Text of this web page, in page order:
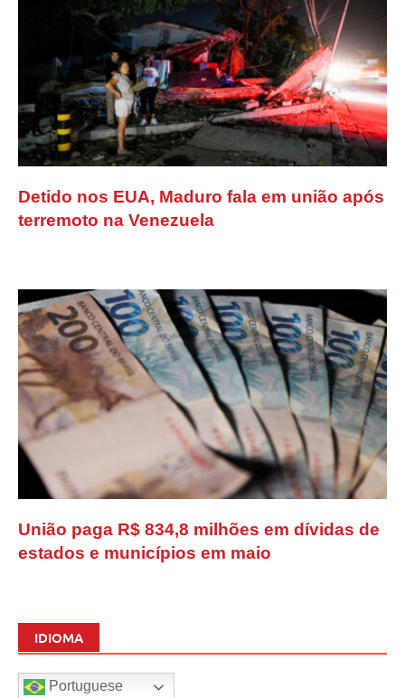
Detido nos EUA, Maduro fala em união após
terremoto na Venezuela
União paga R$ 834,8 milhões em dívidas de
estados e municípios em maio
IDIOMA
Portuguese